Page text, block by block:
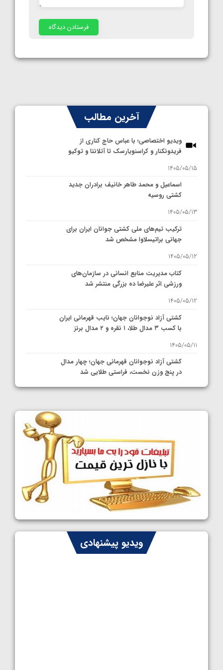
آخرین مطالب
ویدیو اختصاصی؛ با عباس حاج کناری از
فریدونکنار و کراسنویارسک تا آتلانتا و توکیو
1405/05/15
اسماعیل و محمد طاهر خانیف برادران جدید
کشتی روسیه
1405/05/13
ترکیب تیم‌های ملی کشتی جوانان ایران برای
جهانی براتیسلاوا مشخص شد
1405/05/12
کتاب مدیریت منابع انسانی در سازمان‌های
ورزشی اثر علیرضا ده بزرگی منتشر شد
1405/05/12
کشتی آزاد نوجوانان جهان؛ نایب قهرمانی ایران
با کسب ۳ مدال طلا، ۱ نقره و ۲ مدال برنز
1405/05/11
کشتی آزاد نوجوانان قهرمانی جهان؛ چهار مدال
در پنج وزن نخست، فراستی طلایی شد
1405/05/11
کشتی آزاد نوجوانان جهان؛ رقبای نمایندگان
ایران مشخص شدند
1405/05/08
کشتی فرنگی نوجوانان جهان؛ سکوی تیمی
سوم برای ایران
1405/05/07
ایران چشم به راه چهار مدال در پنج وزن دوم
کشتی فرنگی نوجوانان جهانویدیو پیشنهادی